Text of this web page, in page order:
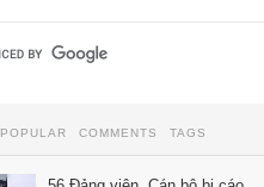
POPULAR COMMENTS TAGS